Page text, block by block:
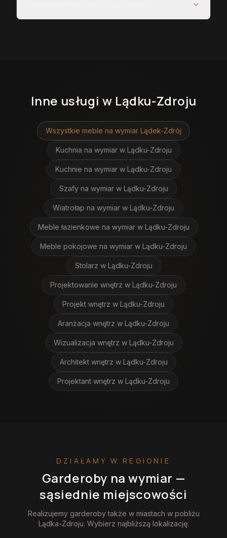
Inne usługi w Lądku-Zdroju
Wszystkie meble na wymiar Lądek-Zdrój
Kuchnia na wymiar w Lądku-Zdroju
Kuchnie na wymiar w Lądku-Zdroju
Szafy na wymiar w Lądku-Zdroju
Wiatrołap na wymiar w Lądku-Zdroju
Meble łazienkowe na wymiar w Lądku-Zdroju
Meble pokojowe na wymiar w Lądku-Zdroju
Stolarz w Lądku-Zdroju
Projektowanie wnętrz w Lądku-Zdroju
Projekt wnętrz w Lądku-Zdroju
Aranżacja wnętrz w Lądku-Zdroju
Wizualizacja wnętrz w Lądku-Zdroju
Architekt wnętrz w Lądku-Zdroju
Projektant wnętrz w Lądku-Zdroju
DZIAŁAMY W REGIONIE
Garderoby na wymiar —
sąsiednie miejscowości
Realizujemy garderobytakże w miastach w pobliżu
Lądka-Zdroju. Wybierz najbliższą lokalizację: